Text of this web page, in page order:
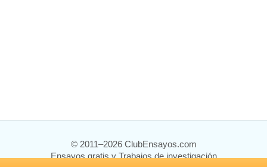
© 2011–2026 ClubEnsayos.com
Ensayos gratis y Trabajos de investigación